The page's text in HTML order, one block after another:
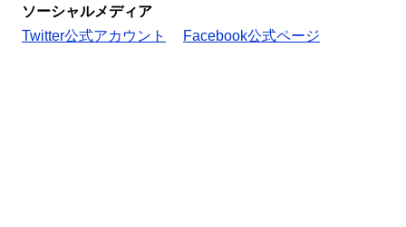
ソーシャルメディア
Twitter公式アカウント
Facebook公式ページ